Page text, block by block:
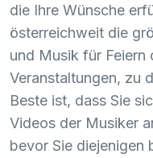
die Ihre Wünsche
österreichweit die
und Musik für Feiern
Veranstaltungen, zu
Beste ist, dass Sie
Videos der Musiker
bevor Sie diejenigen